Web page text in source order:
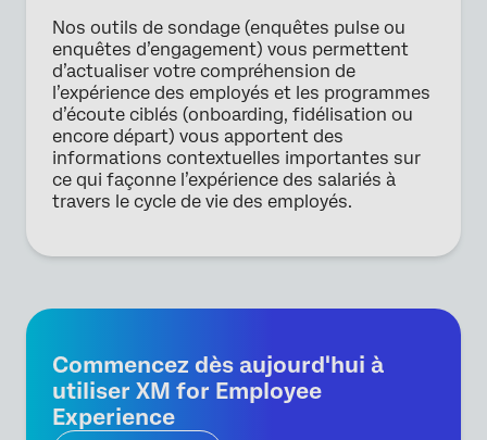
Nos outils de sondage (enquêtes pulse ou
enquêtes d’engagement) vous permettent
d’actualiser votre compréhension de
l’expérience des employés et les programmes
d’écoute ciblés (onboarding, fidélisation ou
encore départ) vous apportent des
informations contextuelles importantes sur
ce qui façonne l’expérience des salariés à
travers le cycle de vie des employés.
Commencez dès aujourd'hui à
utiliser XM for Employee
Experience